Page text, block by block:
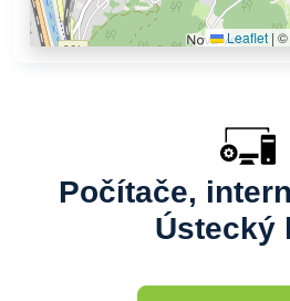
Leaflet | ©
Počítače,
Ústecký